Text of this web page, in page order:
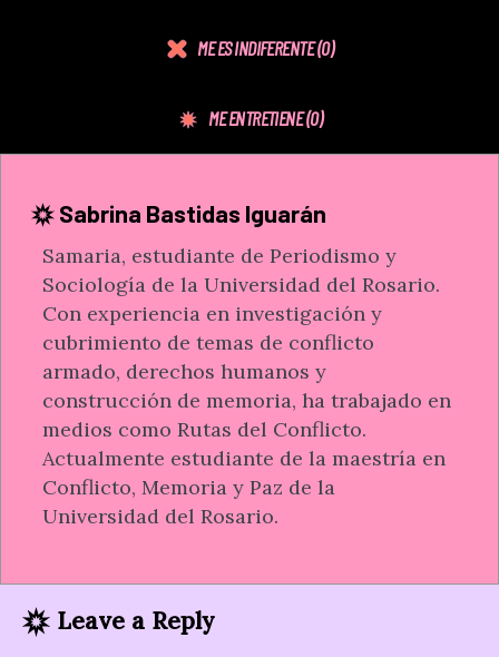
ME ES INDIFERENTE(0)
ME ENTRETIENE(0)
Sabrina Bastidas Iguarán
Samaria, estudiante de Periodismo y
Sociología de la Universidad del Rosario.
Con experiencia en investigación y
cubrimiento de temas de conflicto
armado, derechos humanos y
construcción de memoria, ha trabajado en
medios como Rutas del Conflicto.
Actualmente estudiante de la maestría en
Conflicto, Memoria y Paz de la
Universidad del Rosario.
Leave a Reply